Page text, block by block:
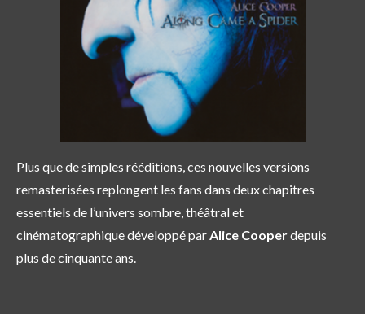
Plus que de simples rééditions, ces nouvelles versions
remasterisées replongent les fans dans deux chapitres
essentiels de l’univers sombre, théâtral et
cinématographique développé parAlice Cooperdepuis
plus de cinquante ans.